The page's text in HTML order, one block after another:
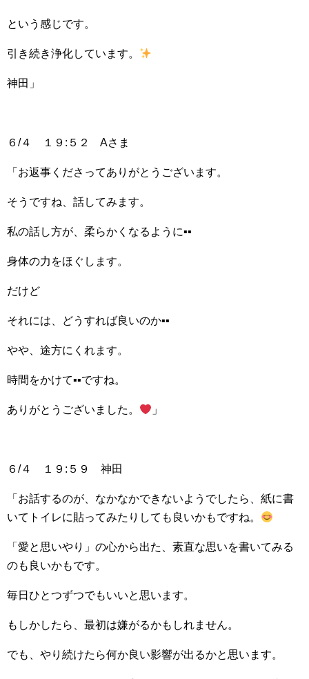
という感じです。
引き続き浄化しています。
神田」
６/４ １９:５２ Aさま
「お返事くださってありがとうございます。
そうですね、話してみます。
私の話し方が、柔らかくなるように▪▪
身体の力をほぐします。
だけど
それには、どうすれば良いのか▪▪
やや、途方にくれます。
時間をかけて▪▪ですね。
ありがとうございました。 」
６/４ １９:５９ 神田
「お話するのが、なかなかできないようでしたら、紙に書
いてトイレに貼ってみたりしても良いかもですね。
「愛と思いやり」の心から出た、素直な思いを書いてみる
のも良いかもです。
毎日ひとつずつでもいいと思います。
もしかしたら、最初は嫌がるかもしれません。
でも、やり続けたら何か良い影響が出るかと思います。